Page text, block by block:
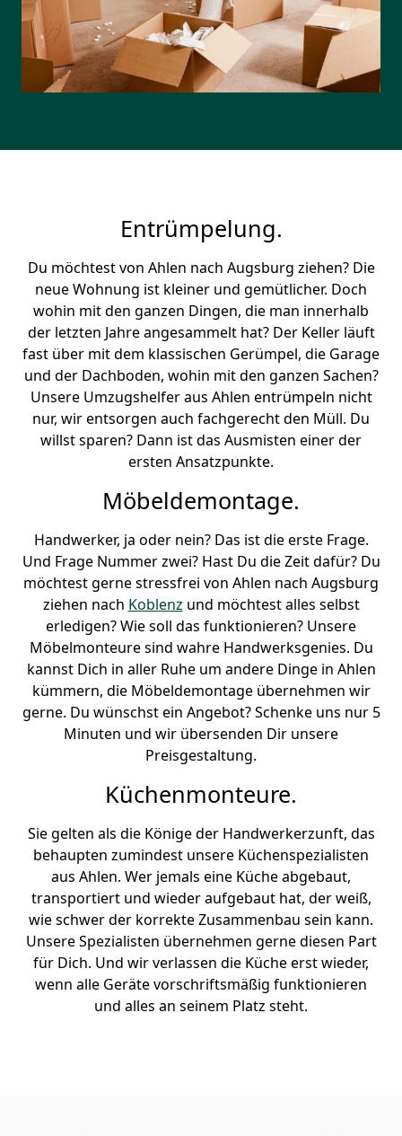
Entrümpelung.
Du möchtest von Ahlen nach Augsburg ziehen? Die
neue Wohnung ist kleiner und gemütlicher. Doch
wohin mit den ganzen Dingen, die man innerhalb
der letzten Jahre angesammelt hat? Der Keller läuft
fast über mit dem klassischen Gerümpel, die Garage
und der Dachboden, wohin mit den ganzen Sachen?
Unsere Umzugshelfer aus Ahlen entrümpeln nicht
nur, wir entsorgen auch fachgerecht den Müll. Du
willst sparen? Dann ist das Ausmisten einer der
ersten Ansatzpunkte.
Möbeldemontage.
Handwerker, ja oder nein? Das ist die erste Frage.
Und Frage Nummer zwei? Hast Du die Zeit dafür? Du
möchtest gerne stressfrei von Ahlen nach Augsburg
ziehen nach Koblenz und möchtest alles selbst
erledigen? Wie soll das funktionieren? Unsere
Möbelmonteure sind wahre Handwerksgenies. Du
kannst Dich in aller Ruhe um andere Dinge in Ahlen
kümmern, die Möbeldemontage übernehmen wir
gerne. Du wünschst ein Angebot? Schenke uns nur 5
Minuten und wir übersenden Dir unsere
Preisgestaltung.
Küchenmonteure.
Sie gelten als die Könige der Handwerkerzunft, das
behaupten zumindest unsere Küchenspezialisten
aus Ahlen. Wer jemals eine Küche abgebaut,
transportiert und wieder aufgebaut hat, der weiß,
wie schwer der korrekte Zusammenbau sein kann.
Unsere Spezialisten übernehmen gerne diesen Part
für Dich. Und wir verlassen die Küche erst wieder,
wenn alle Geräte vorschriftsmäßig funktionieren
und alles an seinem Platz steht.